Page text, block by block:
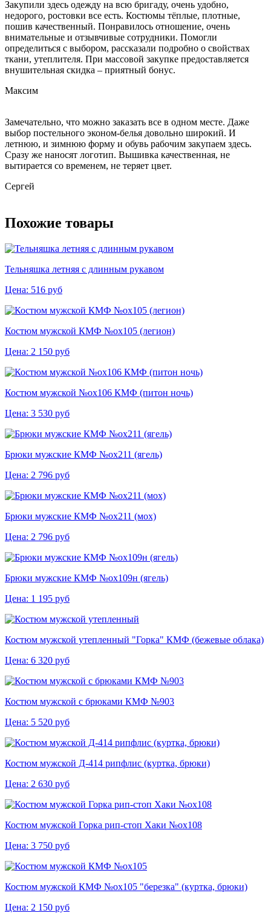
Закупили здесь одежду на всю бригаду, очень удобно,
недорого, ростовки все есть. Костюмы тёплые, плотные,
пошив качественный. Понравилось отношение, очень
внимательные и отзывчивые сотрудники. Помогли
определиться с выбором, рассказали подробно о свойствах
ткани, утеплителя. При массовой закупке предоставляется
внушительная скидка – приятный бонус.
Максим
Замечательно, что можно заказать все в одном месте. Даже
выбор постельного эконом-белья довольно широкий. И
летнюю, и зимнюю форму и обувь рабочим закупаем здесь.
Сразу же наносят логотип. Вышивка качественная, не
вытирается со временем, не теряет цвет.
Сергей
Похожие товары
Тельняшка летняя с длинным рукавом
Цена: 516 руб
Костюм мужской КМФ №ох105 (легион)
Цена: 2 150 руб
Костюм мужской №ох106 КМФ (питон ночь)
Цена: 3 530 руб
Брюки мужские КМФ №ох211 (ягель)
Цена: 2 796 руб
Брюки мужские КМФ №ох211 (мох)
Цена: 2 796 руб
Брюки мужские КМФ №ох109н (ягель)
Цена: 1 195 руб
Костюм мужской утепленный "Горка" КМФ (бежевые облака)
Цена: 6 320 руб
Костюм мужской с брюками КМФ №903
Цена: 5 520 руб
Костюм мужской Д-414 рипфлис (куртка, брюки)
Цена: 2 630 руб
Костюм мужской Горка рип-стоп Хаки №ох108
Цена: 3 750 руб
Костюм мужской КМФ №ох105 "березка" (куртка, брюки)
Цена: 2 150 руб